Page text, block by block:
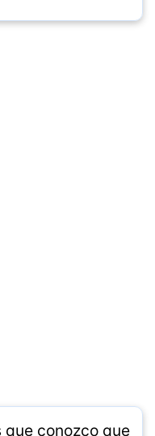
que conozco que